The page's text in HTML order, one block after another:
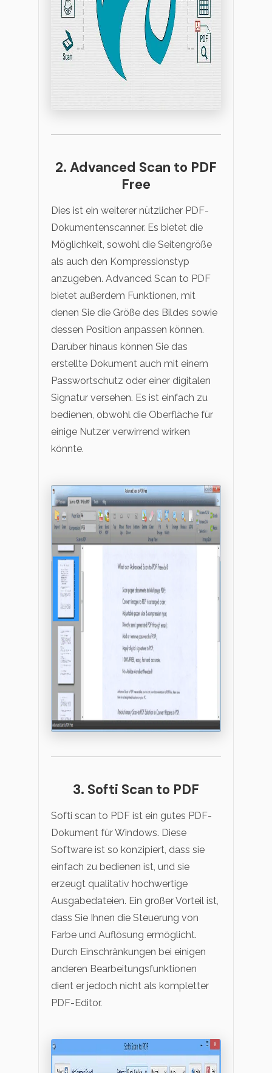
2. Advanced Scan to PDF
Free
Dies ist ein weiterer nützlicher PDF-
Dokumentenscanner. Es bietet die
Möglichkeit, sowohl die Seitengröße
als auch den Kompressionstyp
anzugeben. Advanced Scan to PDF
bietet außerdem Funktionen, mit
denen Sie die Größe des Bildes sowie
dessen Position anpassen können.
Darüber hinaus können Sie das
erstellte Dokument auch mit einem
Passwortschutz oder einer digitalen
Signatur versehen. Es ist einfach zu
bedienen, obwohl die Oberfläche für
einige Nutzer verwirrend wirken
könnte.
3. Softi Scan to PDF
Softi scan to PDF ist ein gutes PDF-
Dokument für Windows. Diese
Software ist so konzipiert, dass sie
einfach zu bedienen ist, und sie
erzeugt qualitativ hochwertige
Ausgabedateien. Ein großer Vorteil ist,
dass Sie Ihnen die Steuerung von
Farbe und Auflösung ermöglicht.
Durch Einschränkungen bei einigen
anderen Bearbeitungsfunktionen
dient er jedoch nicht als kompletter
PDF-Editor.